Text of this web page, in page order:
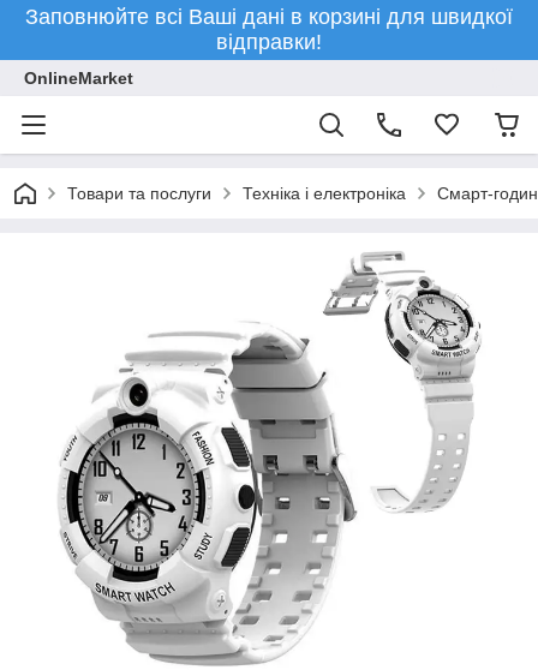
Заповнюйте всі Ваші дані в корзині для швидкої
відправки!
OnlineMarket
Товари та послуги Техніка і електроніка Смарт-